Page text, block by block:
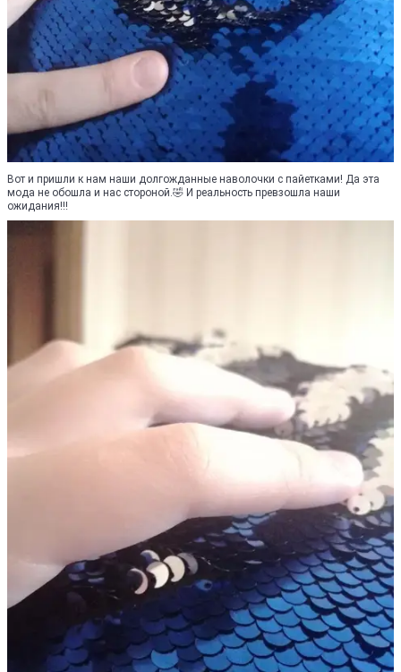
Вот и пришли к нам наши долгожданные наволочки с пайетками! Да эта
мода не обошла и нас стороной.🤣 И реальность превзошла наши
ожидания!!!